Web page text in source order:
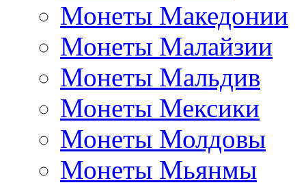
Монеты Македонии
Монеты Малайзии
Монеты Мальдив
Монеты Мексики
Монеты Молдовы
Монеты Мьянмы